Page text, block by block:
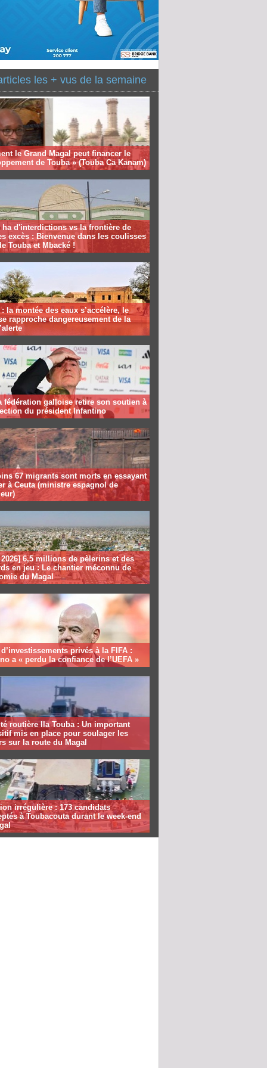
les + vus de la semaine
le Grand Magal peut financer le
de Touba » (Touba Ca Kanam)
ha d'interdictions vs la frontière de
excès : Bienvenue dans les coulisses
Touba et Mbacké !
la montée des eaux s’accélère, le
rapproche dangereusement de la
fédération galloise retire son soutien à
du président Infantino
67 migrants sont morts en essayant
à Ceuta (ministre espagnol de
6,5 millions de pèlerins et des
en jeu : Le chantier méconnu de
du Magal
privés à la FIFA :
a « perdu la confiance de l’UEFA »
routière Ila Touba : Un important
mis en place pour soulager les
sur la route du Magal
irrégulière : 173 candidats
à Toubacouta durant le week-end